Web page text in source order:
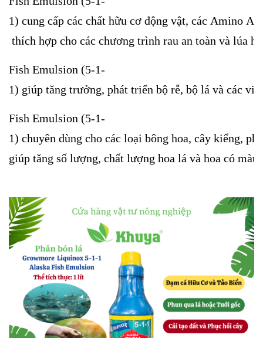
1) cung cấp các chất hữu cơ động vật, các Amino
thích hợp cho các chương trình rau an toàn và lúa
Fish Emulsion (5-1-
1) giúp tăng trưởng, phát triển bộ rễ, bộ lá và các vi
Fish Emulsion (5-1-
1) chuyên dùng cho các loại bông hoa, cây kiểng,
giúp tăng số lượng, chất lượng hoa lá và hoa có